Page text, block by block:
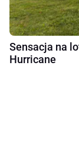
Sensacja na
Hurricane